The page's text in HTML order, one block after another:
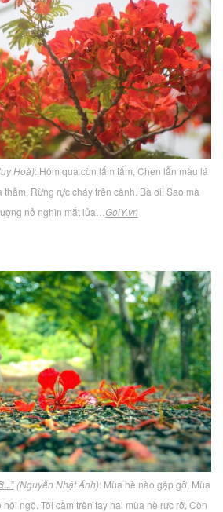
Hoà): Hôm qua còn lấm tấm, Chen lẫn màu lá
Rừng rực cháy trên cành. Bà ơi! Sao mà
nở nghìn mắt lửa… GoiY.vn
.” (Nguyễn Nhật Ánh): Mùa hè nào gặp gỡ, Mùa
ngộ. Tôi cầm trên tay hai mùa hè rực rỡ, Còn